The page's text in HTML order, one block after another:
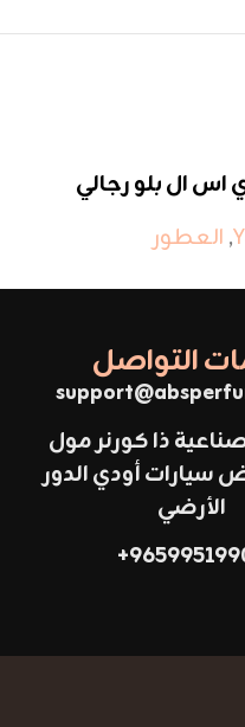
اس ال بلو رجالي
, العطور
التواصل
ذا كورنر مول
أودي الدور
الأرضي